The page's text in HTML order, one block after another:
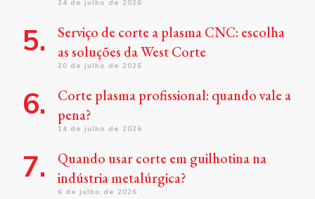
24 de julho de 2026
Serviço de corte a plasma CNC: escolha
as soluções da West Corte
20 de julho de 2026
Corte plasma profissional: quando vale a
pena?
14 de julho de 2026
Quando usar corte em guilhotina na
indústria metalúrgica?
6 de julho de 2026